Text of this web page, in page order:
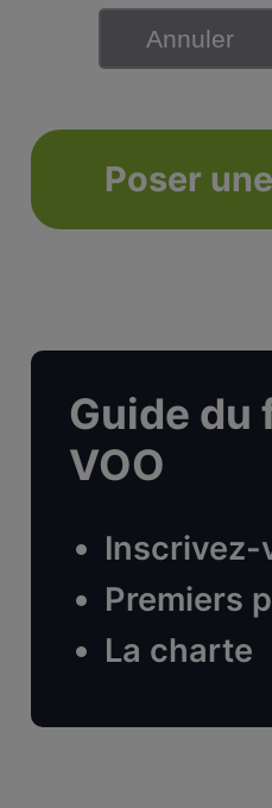
Annuler
Poser
Guide du
VOO
Inscrivez-
Premiers
La charte